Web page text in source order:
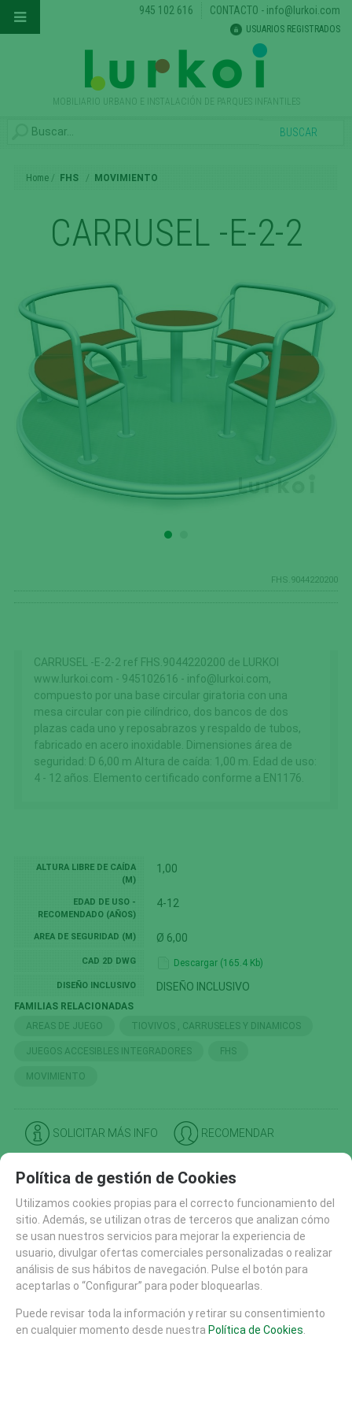
MOBILIARIO URBANO E INSTALACIÓN DE PARQUES INFANTILES
945 102 616 CONTACTO - info@lurkoi.com
USUARIOS REGISTRADOS
Home FHS MOVIMIENTO
CARRUSEL -E-2-2
FHS.9044220200
CARRUSEL -E-2-2 ref FHS.9044220200 de LURKOI
www.lurkoi.com - 945102616 - info@lurkoi.com,
compuesto por una base circular giratoria con una
mesa circular con pie cilíndrico, dos bancos de dos
plazas cada uno y reposabrazos y respaldo de tubos,
fabricado en acero inoxidable. Dimensiones área de
seguridad: D 6,00 m Altura de caída: 1,00 m. Edad de uso:
4 - 12 años. Elemento certificado conforme a EN1176.
ALTURA LIBRE DE CAÍDA
(M)
1,00
EDAD DE USO -
RECOMENDADO (AÑOS)
4-12
AREA DE SEGURIDAD (M) Ø 6,00
CAD 2D DWG Descargar (165.4 Kb)
DISEÑO INCLUSIVO DISEÑO INCLUSIVO
FAMILIAS RELACIONADAS
AREAS DE JUEGO
TIOVIVOS , CARRUSELES Y DINAMICOS
JUEGOS ACCESIBLES INTEGRADORES FHS
MOVIMIENTO
SOLICITAR MÁS INFO RECOMENDAR
CATÁLOGO
MATERIALES
MOBILIARIO URBANO (26)
SUELOS DE SEGURIDAD
PISTAS SKATE
EQUIPAMIENTO DEPORTIVO (30)
FHS (704)
ARENA Y AGUA (141)
Política de gestión de Cookies
Utilizamos cookies propias para el correcto funcionamiento del
sitio. Además, se utilizan otras de terceros que analizan cómo
se usan nuestros servicios para mejorar la experiencia de
usuario, divulgar ofertas comerciales personalizadas o realizar
análisis de sus hábitos de navegación. Pulse el botón para
aceptarlas o “Configurar” para poder bloquearlas.
Puede revisar toda la información y retirar su consentimiento
en cualquier momento desde nuestra Política de Cookies